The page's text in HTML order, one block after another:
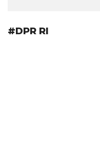
#DPR RI